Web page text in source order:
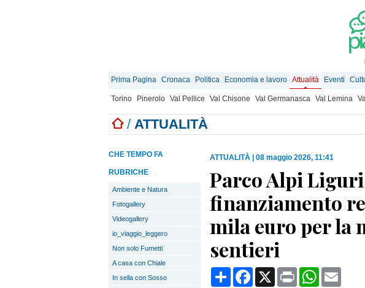
Prima Pagina Cronaca Politica Economia e lavoro Attualità Eventi
Torino Pinerolo Val Pellice Val Chisone Val Germanasca Val Lemina
/ ATTUALITÀ
CHE TEMPO FA
RUBRICHE
Ambiente e Natura
Fotogallery
Videogallery
io_viaggio_leggero
Non solo Fumetti
A casa con Chiale
In sella con Sosso
ATTUALITÀ 08 maggio 2026, 11:41
Parco Alpi
finanziamento
mila euro per la
sentieri
CondividiFacebook
X Print WhatsApp